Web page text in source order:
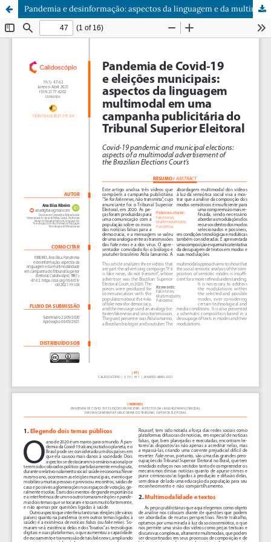
Pandemia e desinformação: aspectos da linguagem e da multimodalidade em campanha do Tribunal Superior Eleitoral